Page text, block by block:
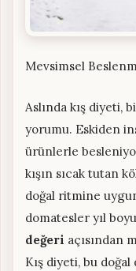
Mevsimsel
Aslında kış diyeti,
yorumu. Eskiden
ürünlerle
kışın sıcak tutan
doğal ritmine
domatesler yıl
değeri açısından
Kış diyeti, bu